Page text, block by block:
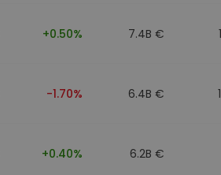
+0.50% 7.4B €
-1.70% 6.4B €
+0.40% 6.2B €